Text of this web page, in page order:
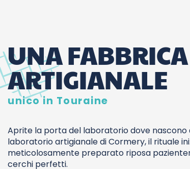
UNA FABBRICA
ARTIGIANALE
unico in Touraine
Aprite la porta del laboratorio dove nascono
laboratorio artigianale di Cormery, il rituale
meticolosamente preparato riposa
cerchi perfetti.